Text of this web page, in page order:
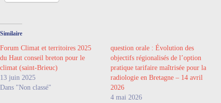
Similaire
Forum Climat et territoires 2025
du Haut conseil breton pour le
climat (saint-Brieuc)
13 juin 2025
Dans "Non classé"
question orale : Évolution des
objectifs régionalisés de l’option
pratique tarifaire maîtrisée pour la
radiologie en Bretagne – 14 avril
2026
4 mai 2026